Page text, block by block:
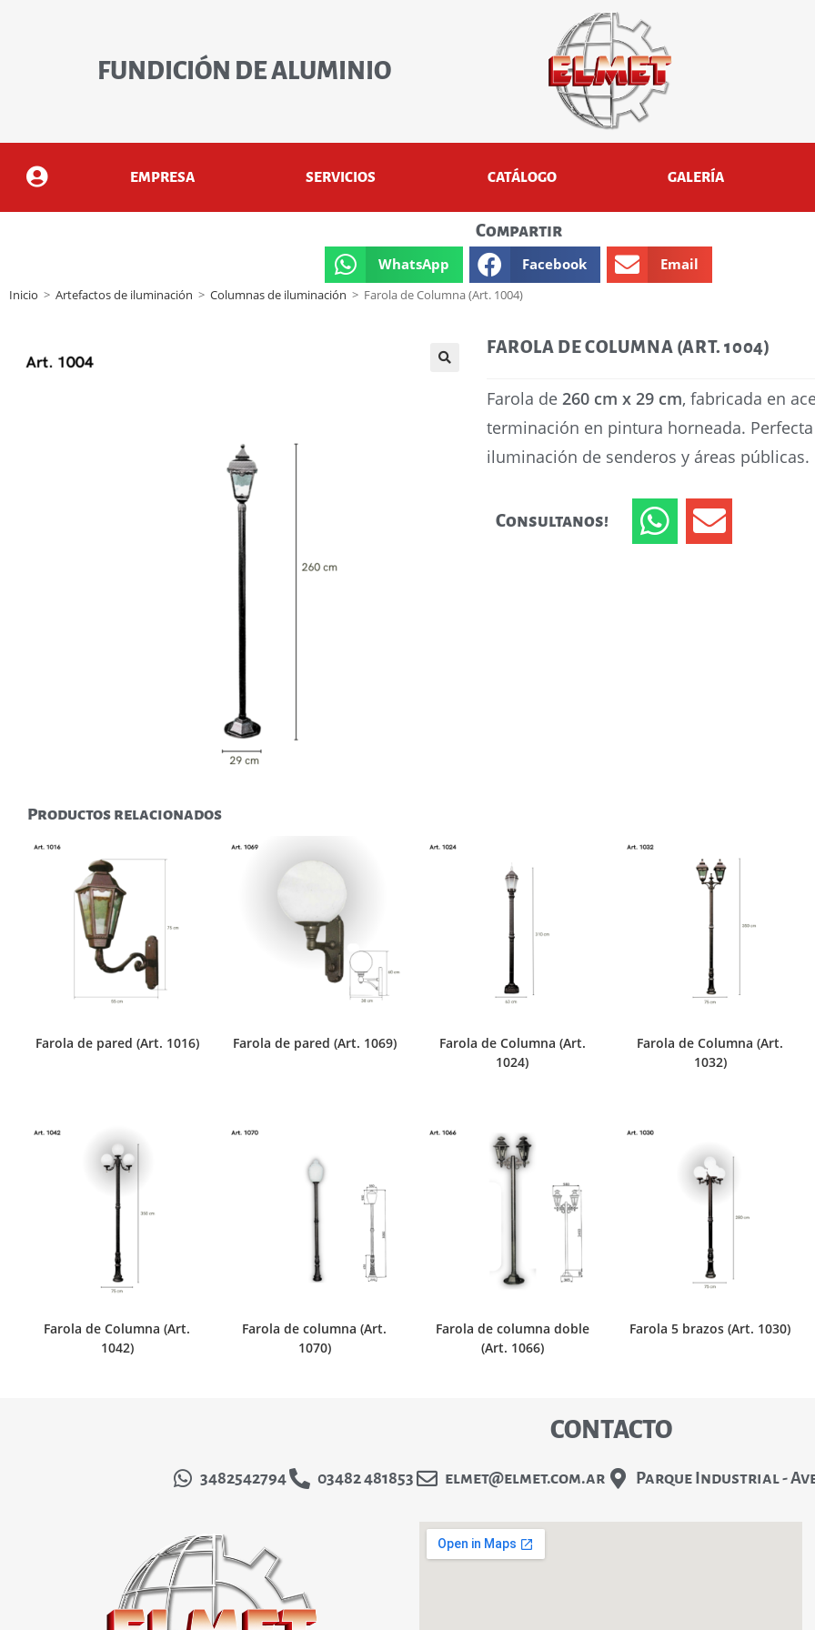
FUNDICIÓN DE ALUMINIO
EMPRESA SERVICIOS CATÁLOGO GALERÍA
Compartir
WhatsApp Facebook Email
Inicio > Artefactos de iluminación > Columnas de iluminación > Farola de Columna (Art. 1004)
FAROLA DE COLUMNA (ART. 1004)
Farola de 260 cm x 29 cm, fabricada en
terminación en pintura horneada.
iluminación de senderos y áreas públicas.
Consultanos!
Productos relacionados
Farola de pared (Art. 1016) Farola de pared (Art. 1069)
Farola de Columna (Art.
1024)
Farola de Columna (Art.
1032)
Farola de Columna (Art.
1042)
Farola de columna (Art.
1070)
Farola de columna doble
(Art. 1066)
Farola 5 brazos (Art. 1030)
CONTACTO
3482542794 03482 481853 elmet@elmet.com.ar Parque Industrial -